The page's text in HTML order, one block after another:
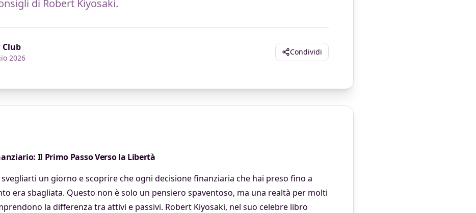
di Robert Kiyosaki.
Club
2026
Condividi
Il Primo Passo Verso la Libertà
un giorno e scoprire che ogni decisione finanziaria che hai preso fino a
era sbagliata. Questo non è solo un pensiero spaventoso, ma una realtà per molti
la differenza tra attivi e passivi. Robert Kiyosaki, nel suo celebre libro